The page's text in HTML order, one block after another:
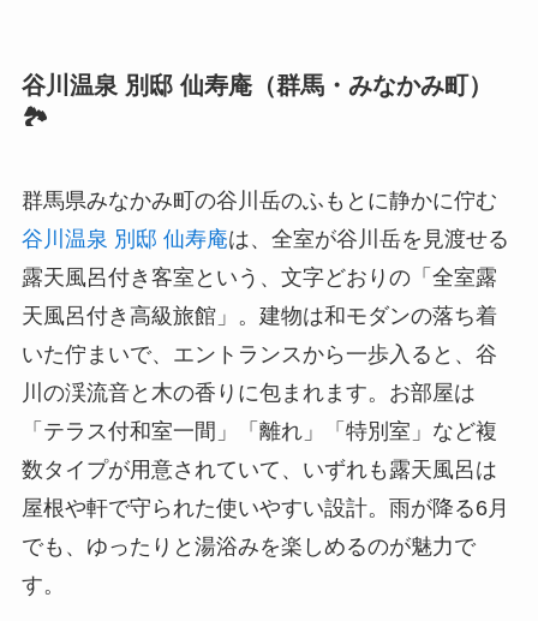
谷川温泉 別邸 仙寿庵（群馬・みなかみ町）
🏞️
群馬県みなかみ町の谷川岳のふもとに静かに佇む
谷川温泉 別邸 仙寿庵は、全室が谷川岳を見渡せる
露天風呂付き客室という、文字どおりの「全室露
天風呂付き高級旅館」。建物は和モダンの落ち着
いた佇まいで、エントランスから一歩入ると、谷
川の渓流音と木の香りに包まれます。お部屋は
「テラス付和室一間」「離れ」「特別室」など複
数タイプが用意されていて、いずれも露天風呂は
屋根や軒で守られた使いやすい設計。雨が降る6月
でも、ゆったりと湯浴みを楽しめるのが魅力で
す。